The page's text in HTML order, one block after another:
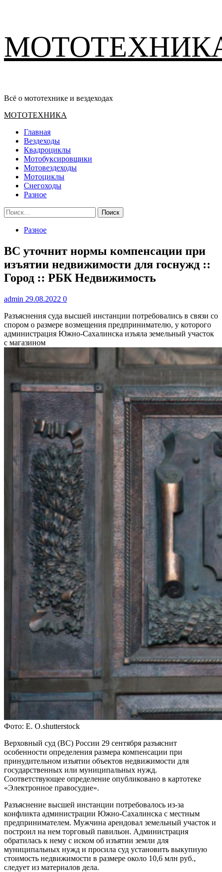
содержимому
Всё о мототехнике и вездеходах
Основное
МОТОТЕХНИКА
Главная
Вездеходы
Квадроциклы
Мотобуксировщики
Мотовездеходы
Мотоциклы
Снегоходы
Разное
Найти:
Разное
ВС уточнит нормы компенсации при
изъятии недвижимости для госнужд ::
Город :: РБК Недвижимость
admin 29.08.2022 0
Разъяснения суда высшей инстанции потребовались в связи со
спором о размере возмещения предпринимателю, у которого
администрация Южно-Сахалинска изъяла земельный участок
с магазином
Фото: E. O.shutterstock
Верховный суд (ВС) России 29 сентября разъяснит
особенности определения размера компенсации при
принудительном изъятии объектов недвижимости для
государственных или муниципальных нужд.
Соответствующее определение опубликовано в картотеке
«Электронное правосудие».
Разъяснение высшей инстанции потребовалось из-за
конфликта администрации Южно-Сахалинска с местным
предпринимателем. Мужчина арендовал земельный участок и
построил на нем торговый павильон. Администрация
обратилась к нему с иском об изъятии земли для
муниципальных нужд и просила суд установить выкупную
стоимость недвижимости в размере около 10,6 млн руб.,
следует из материалов дела.